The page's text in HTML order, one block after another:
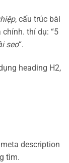
, cấu trúc bài
thí dụ: “5
seo“.
heading H2,
description
tìm.